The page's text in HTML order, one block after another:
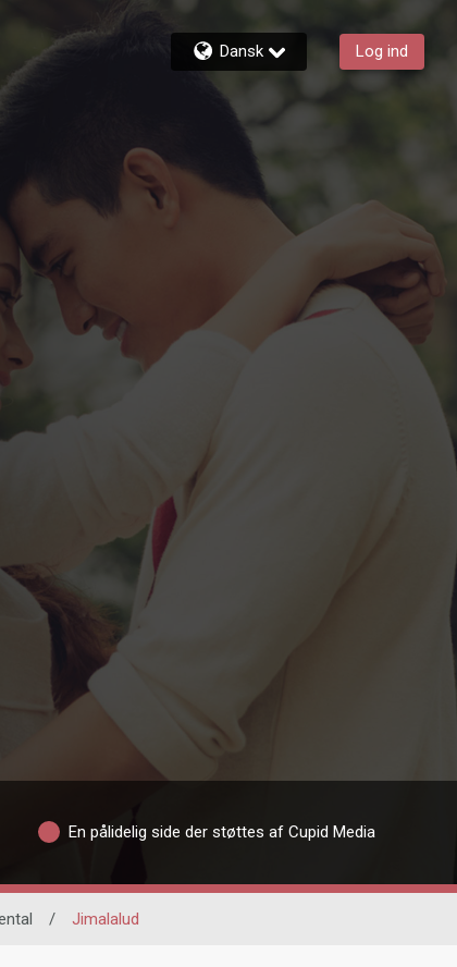
Dansk Log ind
En pålidelig side der støttes af Cupid Media
/ Jimalalud